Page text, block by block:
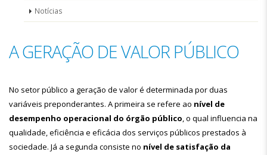
Notícias
A GERAÇÃO DE VALOR PÚBLICO
No setor público a geração de valor é determinada por duas
variáveis preponderantes. A primeira se refere ao nível de
desempenho operacional do órgão público, o qual influencia na
qualidade, eficiência e eficácia dos serviços públicos prestados à
sociedade. Já a segunda consiste no nível de satisfação da